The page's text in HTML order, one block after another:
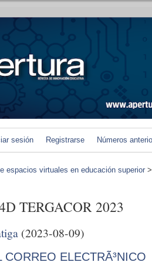
sesión Registrarse Números
espacios virtuales en educación superior
TERGACOR 2023
(2023-08-09)
CORREO ELECTRÃ³NICO